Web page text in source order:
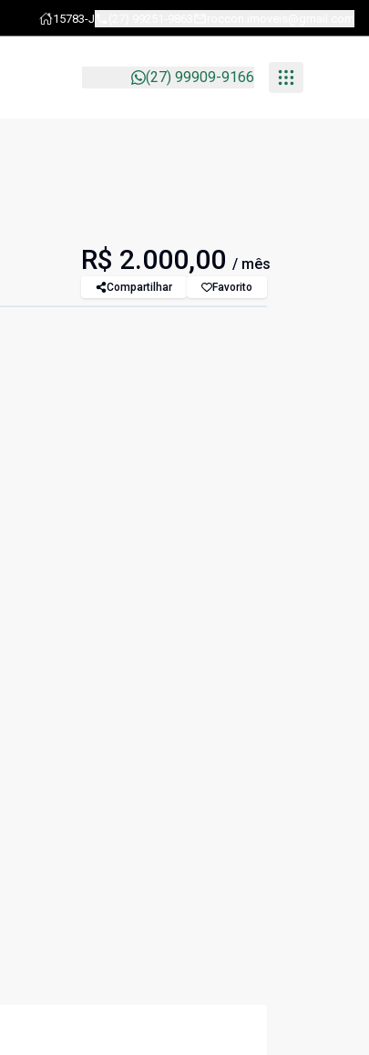
15783-J
(27) 99909-9166
R$ 2.000,00 / mês
Compartilhar Favorito